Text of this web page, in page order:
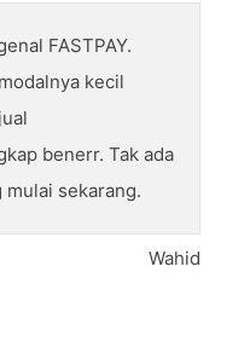
FASTPAY.
kecil
benerr. Tak ada
mulai sekarang.
Wahid